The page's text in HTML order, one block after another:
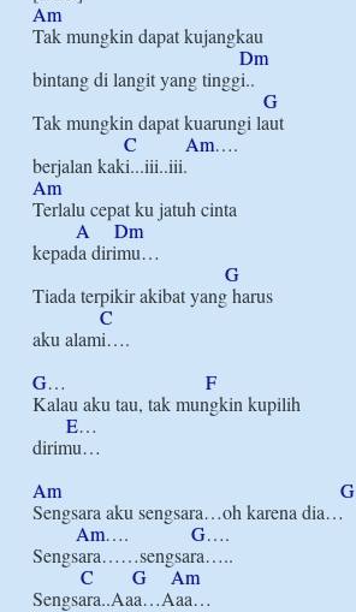
Am
Tak mungkin dapat kujangkau
Dm
bintang di langit yang tinggi..
G
Tak mungkin dapat kuarungi laut
C
Am….
Am
Terlalu cepat ku jatuh cinta
A
Dm
kepada dirimu…
G
Tiada terpikir akibat yang harus
C
aku alami….
G… F
Kalau aku tau, tak mungkin kupilih
E…
dirimu…
Am
G
Sengsara aku sengsara…oh karena dia…
Am…. G….
Sengsara……sengsara…..
C
G
Am
Sengsara..Aaa…Aaa…